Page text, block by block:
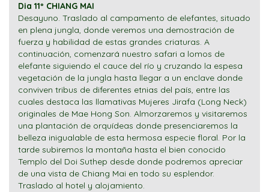
Dia 11º CHIANG MAI
Desayuno. Traslado al campamento de elefantes, situado
en plena jungla, donde veremos una demostración de
fuerza y habilidad de estas grandes criaturas. A
continuación, comenzará nuestro safari a lomos de
elefante siguiendo el cauce del río y cruzando la espesa
vegetación de la jungla hasta llegar a un enclave donde
conviven tribus de diferentes etnias del país, entre las
cuales destaca las llamativas Mujeres Jirafa (Long Neck)
originales de Mae Hong Son. Almorzaremos y visitaremos
una plantación de orquídeas donde presenciaremos la
belleza inigualable de esta hermosa especie floral. Por la
tarde subiremos la montaña hasta el bien conocido
Templo del Doi Suthep desde donde podremos apreciar
de una vista de Chiang Mai en todo su esplendor.
Traslado al hotel y alojamiento.